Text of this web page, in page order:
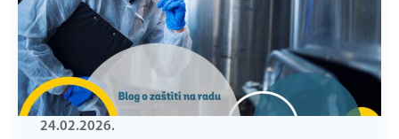
24.02.2026.